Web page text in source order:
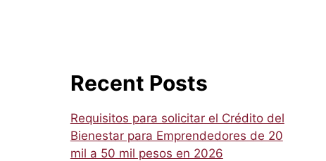
Recent Posts
Requisitos para solicitar el Crédito del
Bienestar para Emprendedores de 20
mil a 50 mil pesos en 2026